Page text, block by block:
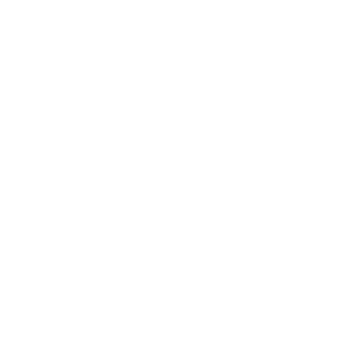
です。
ありません。
です。
ず変更すること